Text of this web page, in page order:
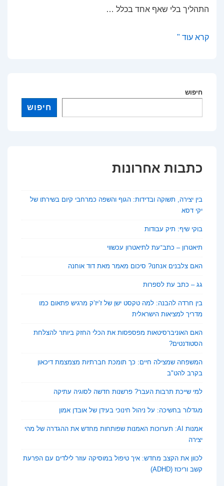
התהליך בלי שאף אחד בכלל …
יישור
שאפשר
ישים
קרא עוד "
חיפוש
חיפוש
כתבות אחרונות
בין יצירה, תשוקה ובדידות: הגוף והשפה כמרחבי קיום בשירתו של
יקי דסא
בוקי שיף: תיק עבודות
תיאטרון – כתב־עת לתיאטרון עכשווי
האם צלבנים אנחנו? סיכום מאמר מאת דוד אוחנה
גג – כתב עת לספרות
בין חרדה להבנה: למה טקסט ישן של ז’יז’ק מרגיש פתאום כמו
מדריך למציאות הישראלית
האם האוניברסיטאות מפספסות את הכלי החזק ביותר להצלחת
הסטודנטים?
המשפחה שמצילה חיים: כך תומכת חברתיות מצמצמת דיכאון
בקרב להט"ב
למי שייכת תרבות העבר? פרשנות חדשה לסוגיה עתיקה
מגדלור בחשיכה: על ניהול חינוכי בעידן של אובדן אמון
אמנות AI: תערוכות האמנות שפותחות מחדש את ההגדרה של מהי
יצירה
לכוון את הקצב מחדש: איך טיפול במוסיקה עוזר לילדים עם הפרעת
קשב וריכוז (ADHD)